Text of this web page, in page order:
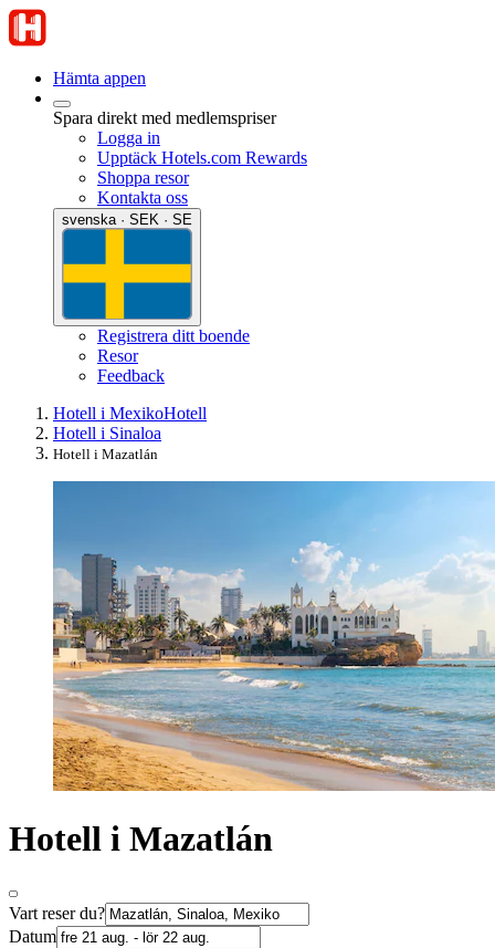
Hämta appen
Spara direkt med medlemspriser
Logga in
Upptäck Hotels.com Rewards
Shoppa resor
Kontakta oss
svenska · SEK · SE
Registrera ditt boende
Resor
Feedback
Hotell i MexikoHotell
Hotell i Sinaloa
Hotell i Mazatlán
Hotell i Mazatlán
Vart reser du?
Datum